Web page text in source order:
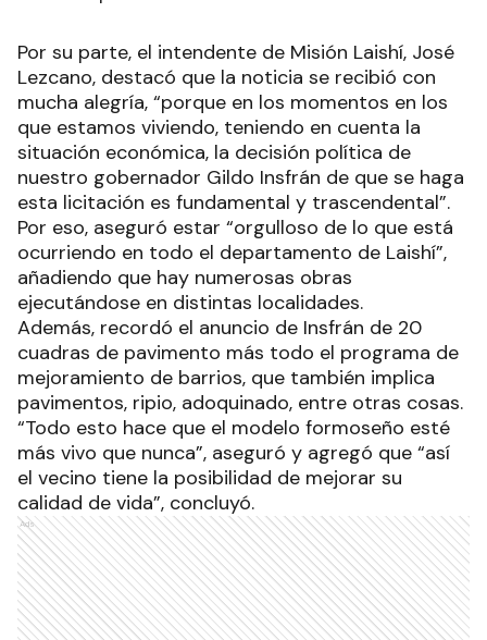
Por su parte, el intendente de Misión Laishí, José
Lezcano, destacó que la noticia se recibió con
mucha alegría, “porque en los momentos en los
que estamos viviendo, teniendo en cuenta la
situación económica, la decisión política de
nuestro gobernador Gildo Insfrán de que se haga
esta licitación es fundamental y trascendental”.
Por eso, aseguró estar “orgulloso de lo que está
ocurriendo en todo el departamento de Laishí”,
añadiendo que hay numerosas obras
ejecutándose en distintas localidades.
Además, recordó el anuncio de Insfrán de 20
cuadras de pavimento más todo el programa de
mejoramiento de barrios, que también implica
pavimentos, ripio, adoquinado, entre otras cosas.
“Todo esto hace que el modelo formoseño esté
más vivo que nunca”, aseguró y agregó que “así
el vecino tiene la posibilidad de mejorar su
calidad de vida”, concluyó.
Ads